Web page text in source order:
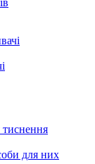
для них